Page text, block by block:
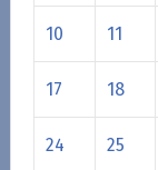
10 11
17 18
24 25